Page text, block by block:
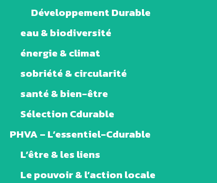
Développement Durable
eau & biodiversité
énergie & climat
sobriété & circularité
santé & bien-être
Sélection Cdurable
PHVA – L’essentiel-Cdurable
L’être & les liens
Le pouvoir & l’action locale